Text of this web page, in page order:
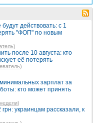
действовать: с 1
"ФОП" по новым
)
после 10 августа: кто
её потерять
)
зарплат за
кто может принять
)
украинцам рассказали, к